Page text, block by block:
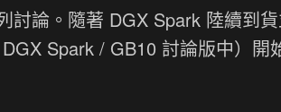
討論。隨著 DGX Spark 陸續到
Spark / GB10 討論版中）開